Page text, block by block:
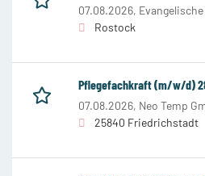
07.08.2026,
Rostock
Pflegefachkraft (m/w/d)
07.08.2026, Neo Temp
25840 Friedrichstadt